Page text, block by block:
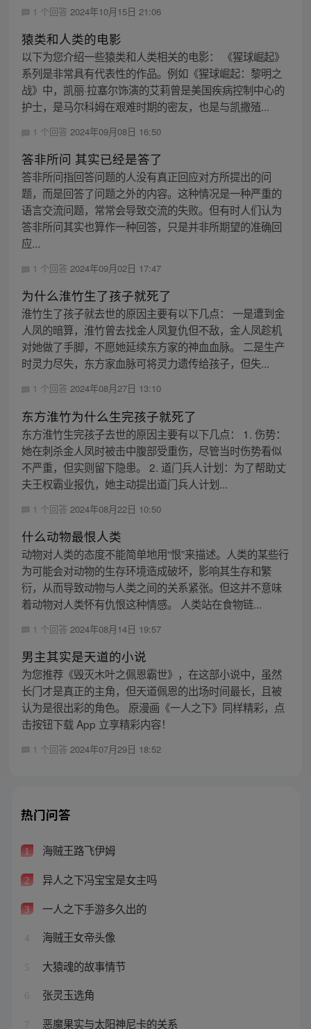
1 个回答 2024年10月15日 21:06
猿类和人类的电影
以下为您介绍一些猿类和人类相关的电影： 《猩球崛起》
系列是非常具有代表性的作品。例如《猩球崛起：黎明之
战》中，凯丽·拉塞尔饰演的艾莉曾是美国疾病控制中心的
护士，是马尔科姆在艰难时期的密友，也是与凯撒殖...
1 个回答 2024年09月08日 16:50
答非所问 其实已经是答了
答非所问指回答问题的人没有真正回应对方所提出的问
题，而是回答了问题之外的内容。这种情况是一种严重的
语言交流问题，常常会导致交流的失败。但有时人们认为
答非所问其实也算作一种回答，只是并非所期望的准确回
应...
1 个回答 2024年09月02日 17:47
为什么淮竹生了孩子就死了
淮竹生了孩子就去世的原因主要有以下几点： 一是遭到金
人凤的暗算，淮竹曾去找金人凤复仇但不敌，金人凤趁机
对她做了手脚，不愿她延续东方家的神血血脉。 二是生产
时灵力尽失，东方家血脉可将灵力遗传给孩子，但失...
1 个回答 2024年08月27日 13:10
东方淮竹为什么生完孩子就死了
东方淮竹生完孩子去世的原因主要有以下几点： 1. 伤势：
她在刺杀金人凤时被击中腹部受重伤，尽管当时伤势看似
不严重，但实则留下隐患。 2. 道门兵人计划：为了帮助丈
夫王权霸业报仇，她主动提出道门兵人计划...
1 个回答 2024年08月22日 10:50
什么动物最恨人类
动物对人类的态度不能简单地用“恨”来描述。人类的某些行
为可能会对动物的生存环境造成破坏，影响其生存和繁
衍，从而导致动物与人类之间的关系紧张。但这并不意味
着动物对人类怀有仇恨这种情感。 人类站在食物链...
1 个回答 2024年08月14日 19:57
男主其实是天道的小说
为您推荐《毁灭木叶之佩恩霸世》，在这部小说中，虽然
长门才是真正的主角，但天道佩恩的出场时间最长，且被
认为是很出彩的角色。 原漫画《一人之下》同样精彩，点
击按钮下载 App 立享精彩内容！
1 个回答 2024年07月29日 18:52
热门问答
1 海贼王路飞伊姆
2 异人之下冯宝宝是女主吗
3 一人之下手游多久出的
4 海贼王女帝头像
5 大猿魂的故事情节
6 张灵玉选角
7 恶魔果实与太阳神尼卡的关系